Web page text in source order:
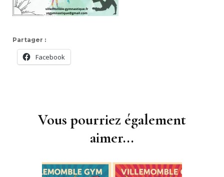
Partager :
Facebook
Vous pourriez également
aimer...